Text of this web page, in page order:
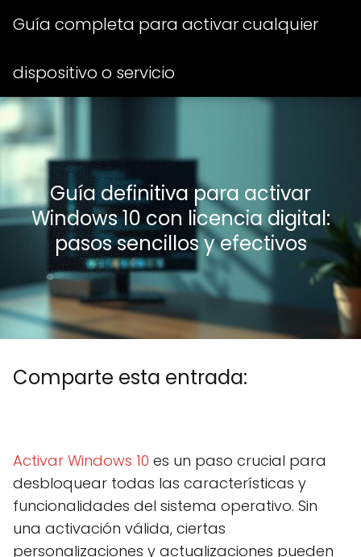
Guía completa para activar cualquier
dispositivo o servicio
Guía definitiva para activar
Windows 10 con licencia digital:
pasos sencillos y efectivos
Comparte esta entrada:
p
r
t
i
r
e
n
w
t
t
e
r
)
p
r
t
i
r
e
n
e
o
o
k
p
r
t
i
r
e
n
t
r
e
s
t
p
a
r
t
i
n
k
e
d
I
n
p
n
i
Activar Windows 10 es un paso crucial para
desbloquear todas las características y
funcionalidades del sistema operativo. Sin
una activación válida, ciertas
personalizaciones y actualizaciones pueden